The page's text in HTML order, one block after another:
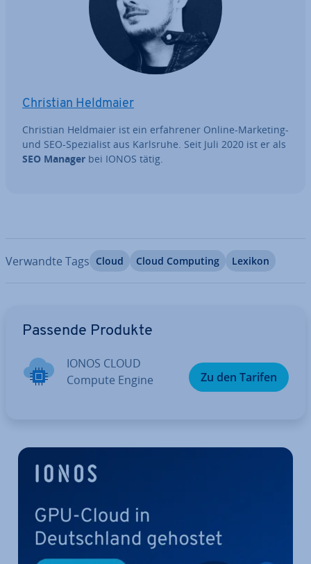
Christian Heldmaier
Christian Heldmaier ist ein er­fah­re­ner Online-Marketing-
und SEO-Spe­zia­list aus Karlsruhe. Seit Juli 2020 ist er als
SEO Manager bei IONOS tätig.
Verwandte Tags Cloud Cloud Computing Lexikon
Passende Produkte
IONOS CLOUD
Compute Engine
Zu den Tarifen